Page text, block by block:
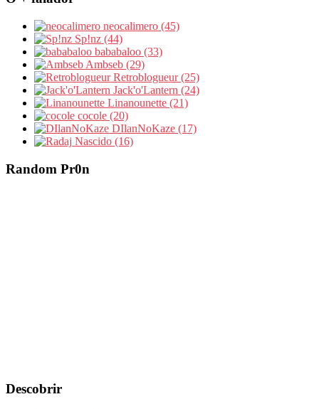
neocalimero (45)
Sp!nz (44)
bababaloo (33)
Ambseb (29)
Retroblogueur (25)
Jack'o'Lantern (24)
Linanounette (21)
cocole (20)
DIlanNoKaze (17)
Nascido (16)
Random Pr0n
Descobrir